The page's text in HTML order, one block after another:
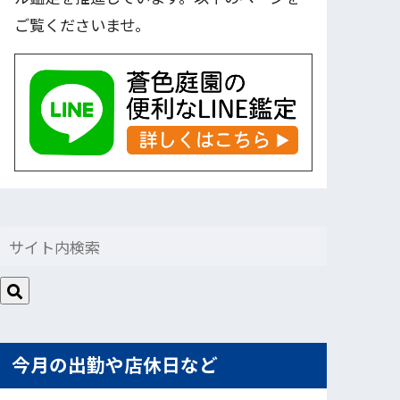
ご覧くださいませ。
今月の出勤や店休日など